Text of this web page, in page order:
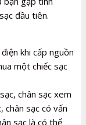
đầu tiên.
khi cấp nguồn
một chiếc sạc
chân sạc xem
chân sạc có vấn
sạc là có thể